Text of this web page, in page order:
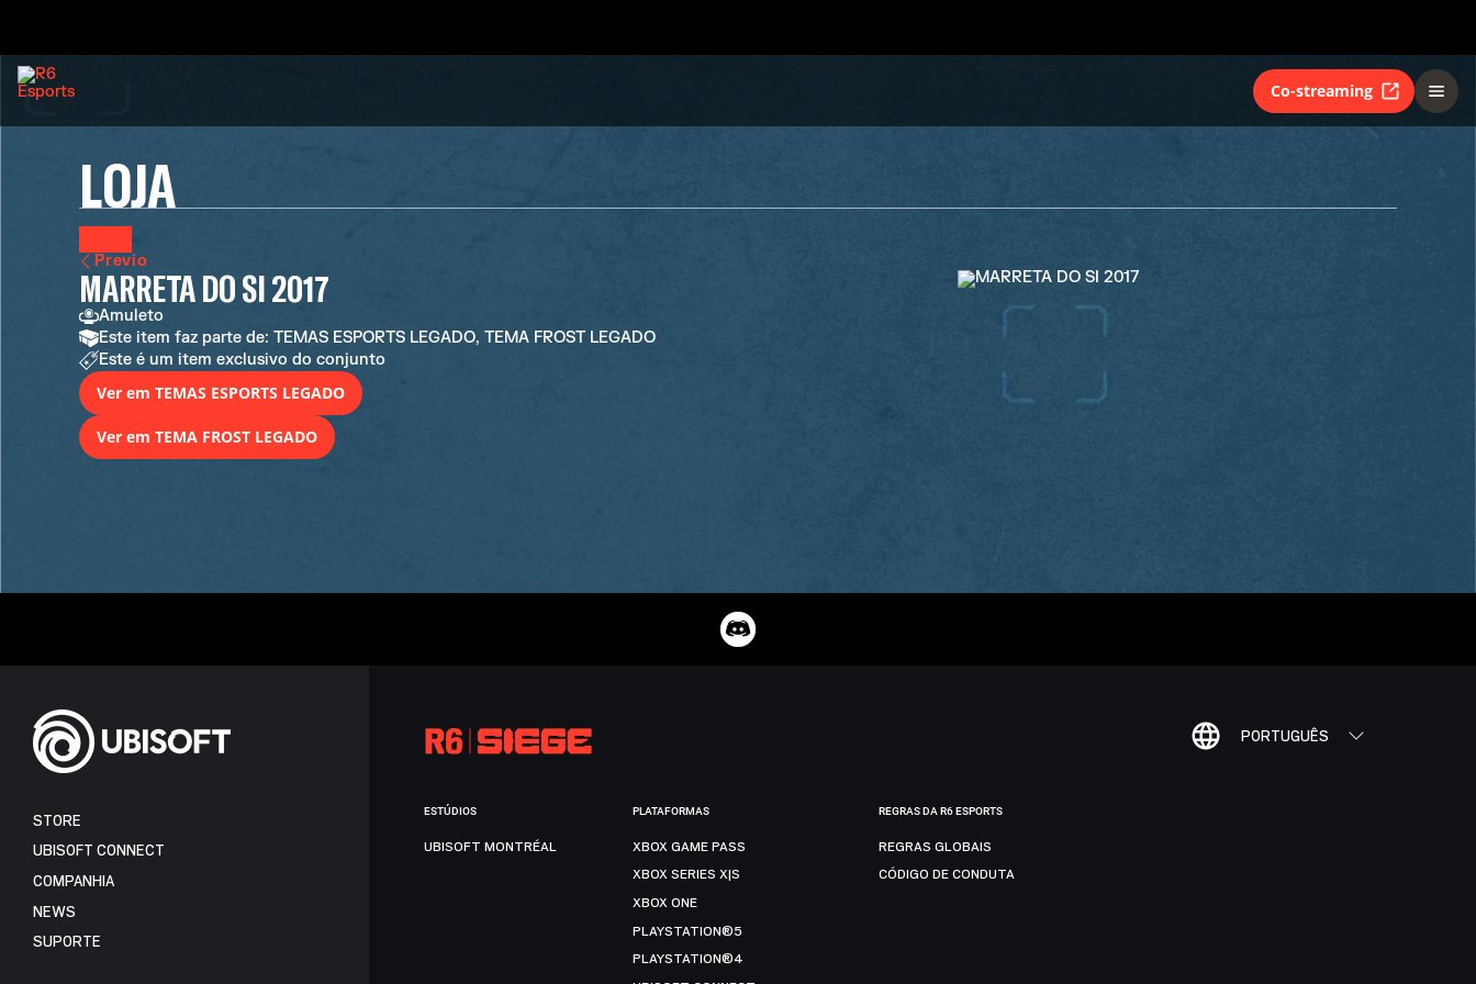
Co-streaming
LOJA
Previo
MARRETA DO SI 2017
Amuleto
Este item faz parte de: TEMAS ESPORTS LEGADO, TEMA FROST LEGADO
Este é um item exclusivo do conjunto
Ver em TEMAS ESPORTS LEGADO
Ver em TEMA FROST LEGADO
PORTUGUÊS
STORE
UBISOFT CONNECT
COMPANHIA
NEWS
SUPORTE
ESTÚDIOS
UBISOFT MONTRÉAL
PLATAFORMAS
XBOX GAME PASS
XBOX SERIES X|S
XBOX ONE
PLAYSTATION®5
PLAYSTATION®4
REGRAS DA R6 ESPORTS
REGRAS GLOBAIS
CÓDIGO DE CONDUTA